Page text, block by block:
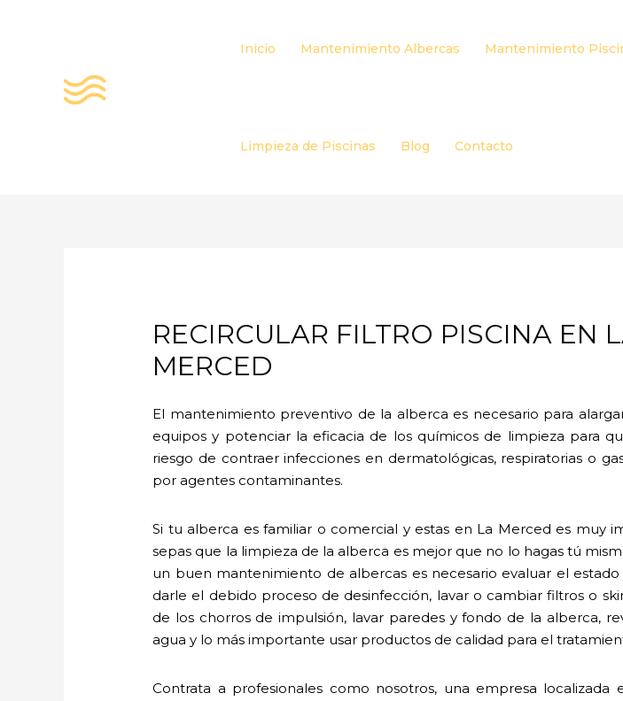
Inicio Mantenimiento Albercas Mantenimiento
Limpieza de Piscinas Blog Contacto
RECIRCULAR FILTRO PISCINA EN
MERCED
El mantenimiento preventivo de la alberca es necesario para
equipos y potenciar la eficacia de los químicos de limpieza para
riesgo de contraer infecciones en dermatológicas, respiratorias o
por agentes contaminantes.
Si tu alberca es familiar o comercial y estas en La Merced es muy
sepas que la limpieza de la alberca es mejor que no lo hagas tú
un buen mantenimiento de albercas es necesario evaluar el
darle el debido proceso de desinfección, lavar o cambiar filtros o
de los chorros de impulsión, lavar paredes y fondo de la alberca,
agua y lo más importante usar productos de calidad para el
Contrata a profesionales como nosotros, una empresa localizada